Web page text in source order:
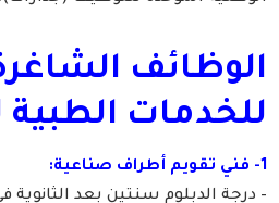
الوظائف
للخدمات
1- فني تقويم أطراف صناعية:
– درجة الدبلوم سنتين بعد